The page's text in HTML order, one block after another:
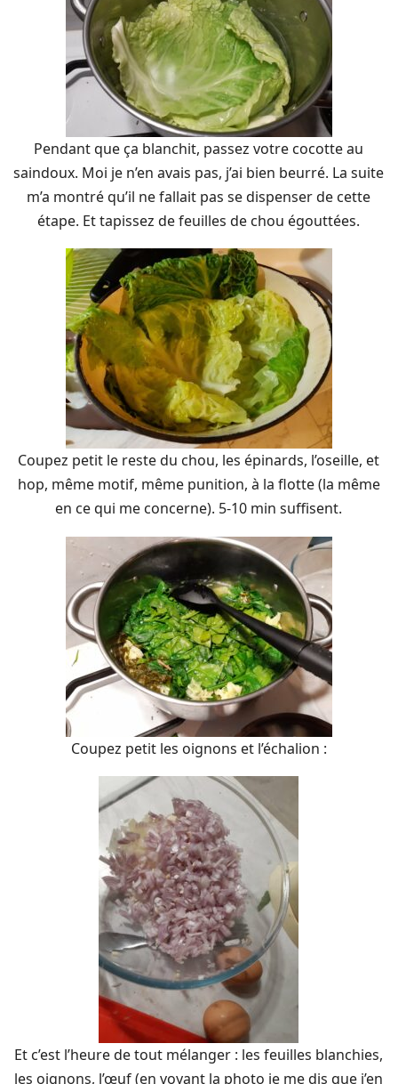
Pendant que ça blanchit, passez votre cocotte au
saindoux. Moi je n’en avais pas, j’ai bien beurré. La suite
m’a montré qu’il ne fallait pas se dispenser de cette
étape. Et tapissez de feuilles de chou égouttées.
Coupez petit le reste du chou, les épinards, l’oseille, et
hop, même motif, même punition, à la flotte (la même
en ce qui me concerne). 5-10 min suffisent.
Coupez petit les oignons et l’échalion :
Et c’est l’heure de tout mélanger : les feuilles blanchies,
les oignons, l’œuf (en voyant la photo je me dis que j’en